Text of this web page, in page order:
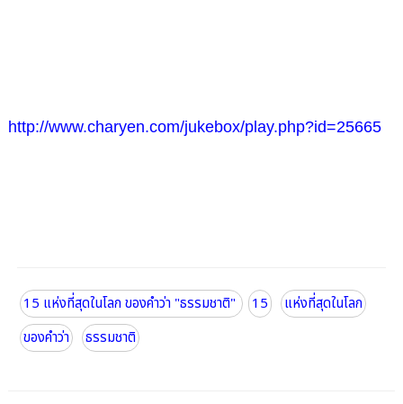
http://www.charyen.com/jukebox/play.php?id=25665
15 แห่งที่สุดในโลก ของคำว่า "ธรรมชาติ" 15
แห่งที่สุดในโลก
ของคำว่า
ธรรมชาติ